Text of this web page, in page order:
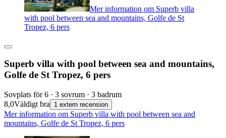
Mer information om Superb villa
with pool between sea and mountains, Golfe de St
Tropez, 6 pers
Superb villa with pool between sea and mountains,
Golfe de St Tropez, 6 pers
Sovplats för 6 · 3 sovrum · 3 badrum
8,0Väldigt bra 1 extern recension
Mer information om Superb villa with pool between sea and
mountains, Golfe de St Tropez, 6 pers